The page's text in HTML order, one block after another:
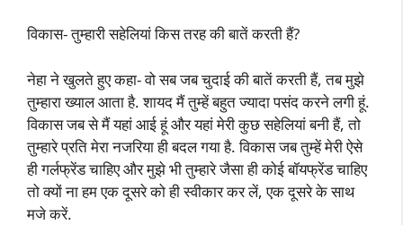
विकास- तुम्हारी सहेलियां किस तरह की बातें करती हैं?
नेहा ने खुलते हुए कहा- वो सब जब चुदाई की बातें करती हैं, तब मुझे
तुम्हारा ख्याल आता है. शायद मैं तुम्हें बहुत ज्यादा पसंद करने लगी हूं.
विकास जब से मैं यहां आई हूं और यहां मेरी कुछ सहेलियां बनी हैं, तो
तुम्हारे प्रति मेरा नजरिया ही बदल गया है. विकास जब तुम्हें मेरी ऐसे
ही गर्लफ्रेंड चाहिए और मुझे भी तुम्हारे जैसा ही कोई बॉयफ्रेंड चाहिए
तो क्यों ना हम एक दूसरे को ही स्वीकार कर लें, एक दूसरे के साथ
मजे करें.